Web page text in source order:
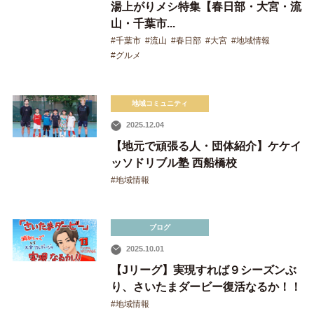
湯上がりメシ特集【春日部・大宮・流
山・千葉市...
#千葉市 #流山 #春日部 #大宮 #地域情報
#グルメ
地域コミュニティ
2025.12.04
【地元で頑張る人・団体紹介】ケケイ
ッソドリブル塾 西船橋校
#地域情報
ブログ
2025.10.01
【Jリーグ】実現すれば９シーズンぶ
り、さいたまダービー復活なるか！！
#地域情報